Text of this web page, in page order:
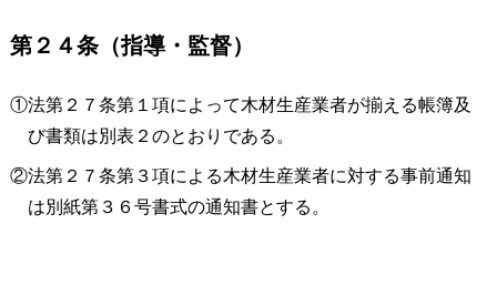
第２４条（指導・監督）
①法第２７条第１項によって木材生産業者が揃える帳簿及
び書類は別表２のとおりである。
②法第２７条第３項による木材生産業者に対する事前通知
は別紙第３６号書式の通知書とする。